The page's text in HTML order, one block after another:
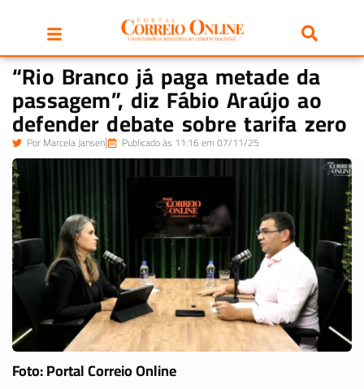
“Rio Branco já paga metade da
passagem”, diz Fábio Araújo ao
defender debate sobre tarifa zero
PorMarcela Jansen Publicado às 11:16 em 07/11/25
Foto: Portal Correio Online